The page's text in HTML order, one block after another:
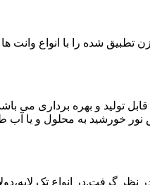
شده را با انواع وانت
تولید و بهره برداری می
نور خورشید به محلول و یا